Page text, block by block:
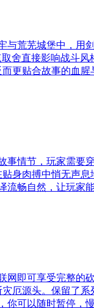
荒芜城堡中，
舍直接影响战斗
更贴合故事的血腥
情节，玩家需
身肉搏中悄无声
畅自然，让玩家
即可享受完整
厄源头。保留了
可以随时暂停